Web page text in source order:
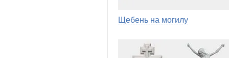
Щебень на могилу